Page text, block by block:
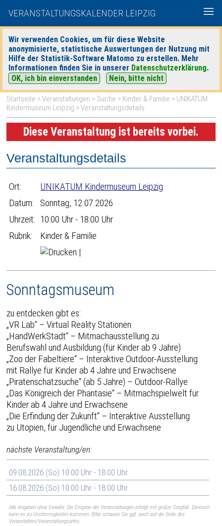
VERANSTALTUNGSKALENDER LEIPZIG
Wir verwenden Cookies, um für diese Website
anonymisierte, statistische Auswertungen der Nutzung mit
Hilfe der Statistik-Software Matomo zu erstellen. Mehr
Informationen finden Sie in unserer Datenschutzerklärung.
OK, ich bin einverstanden
Nein, bitte nicht
heute|morgen| Detaillierte Suche
Startseite >Veranstaltungen > Suche > Kinder & Familie > UNIKATUM
Kindermuseum Leipzig > Veranstaltungsdetails
Diese Veranstaltung ist bereits vorbei.
Veranstaltungsdetails
Ort:
UNIKATUM Kindermuseum Leipzig
Datum:
Sonntag, 12.07.2026
Uhrzeit: 10:00 Uhr - 18:00 Uhr
Rubrik:
Kinder & Familie
|
Sonntagsmuseum
zu entdecken gibt es:
„VR Lab“ – Virtual Reality Stationen
„HandWerkStadt“ – Mitmachausstellung zu
Berufswahl und Ausbildung (für Kinder ab 9 Jahre)
„Zoo der Fabeltiere“ – Interaktive Outdoor-Ausstellung
mit Rallye für Kinder ab 4 Jahre und Erwachsene
„Piratenschatzsuche“ (ab 5 Jahre) – Outdoor-Rallye
„Das Königreich der Phantasie“ – Mitmachspielwelt für
Kinder ab 4 Jahre und Erwachsene
„Die Erfindung der Zukunft“ – Interaktive Ausstellung
zu Utopien, für Jugendliche und Erwachsene
nächste Veranstaltung/en:
09.08.2026 (So) 10:00 Uhr - 18:00 Uhr
16.08.2026 (So) 10:00 Uhr - 18:00 Uhr
Alle Angaben ohne Gewähr. Die Eingabe der Veranstaltungen erfolgt mit großer Sorgfalt. Dennoch
kann es zu Unstimmigkeiten kommen. Bitte schauen Sie ggf. auch auf die Seite des
Veranstalters/Veranstaltungsortes.